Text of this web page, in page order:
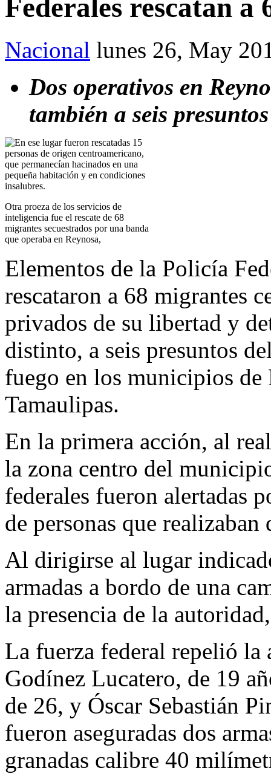
Federales rescatan a
Nacional lunes 26, May
Dos operativos en
también a seis
Otra proeza de los servicios de
inteligencia fue el rescate de 68
migrantes secuestrados por una banda
que operaba en Reynosa,
Elementos de la Policía
rescataron a 68 migrantes
privados de su libertad y
distinto, a seis presuntos
fuego en los municipios
Tamaulipas.
En la primera acción, al
la zona centro del
federales fueron alertadas
de personas que realizaban
Al dirigirse al lugar
armadas a bordo de una
la presencia de la
La fuerza federal repelió la
Godínez Lucatero, de 19
de 26, y Óscar Sebastián
fueron aseguradas dos
granadas calibre 40